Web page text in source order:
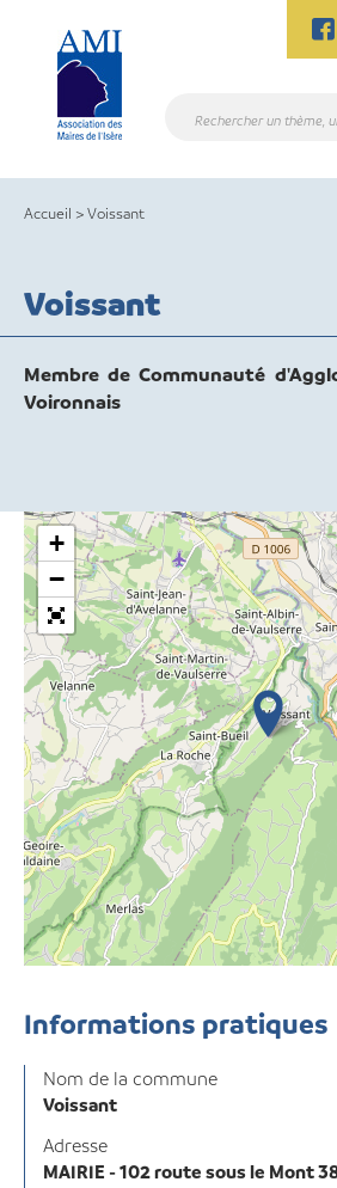
content
Rechercher
Accueil >Voissant
Voissant
Membre de Communauté
Voironnais
+
−
Informations pratiques
Nom de la commune
Voissant
Adresse
MAIRIE - 102 route sous le Mont